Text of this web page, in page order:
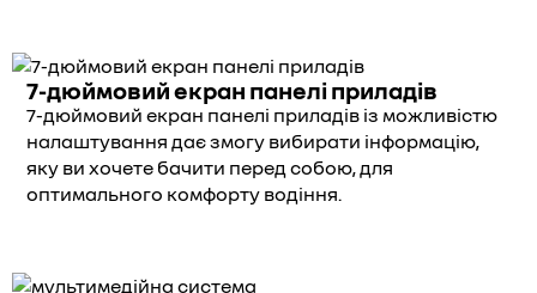
7-дюймовий екран панелі приладів
7-дюймовий екран панелі приладів із можливістю
налаштування дає змогу вибирати інформацію,
яку ви хочете бачити перед собою, для
оптимального комфорту водіння.